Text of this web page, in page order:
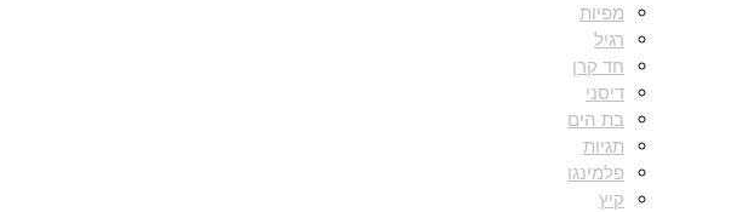
מפיות
רגיל
חד קרן
דיסני
בת הים
תגיות
פלמינגו
קיץ